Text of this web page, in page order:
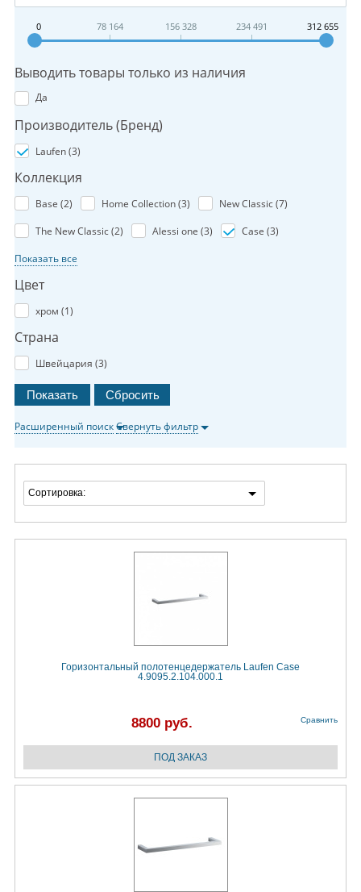
0 78 164 156 328 234 491 312 655
Выводить товары только из наличия
Да
Производитель (Бренд)
Laufen (3)
Коллекция
Base (2) Home Collection (3) New Classic (7)
The New Classic (2) Alessi one (3) Case (3)
Показать все
Цвет
хром (1)
Страна
Швейцария (3)
Расширенный поискСвернуть фильтр
Сортировка:
Горизонтальный полотенцедержатель Laufen Case
4.9095.2.104.000.1
8800 руб. Сравнить